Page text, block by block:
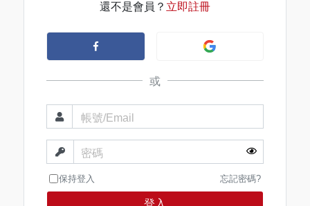
還不是會員？ 立即註冊
或
帳號/Email
密碼
保持登入 忘記密碼?